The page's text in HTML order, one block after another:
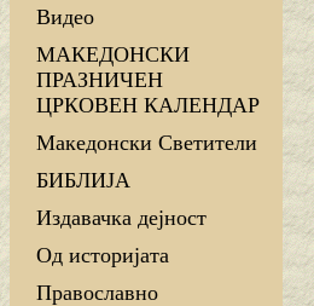
Видео
МАКЕДОНСКИ
ПРАЗНИЧЕН
ЦРКОВЕН КАЛЕНДАР
Македонски Светители
БИБЛИЈА
Издавачка дејност
Од историјата
Православно